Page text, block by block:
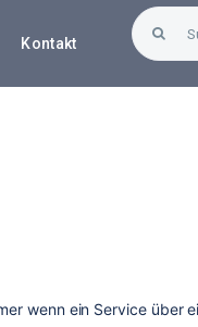
Kontakt
Suche
nach: